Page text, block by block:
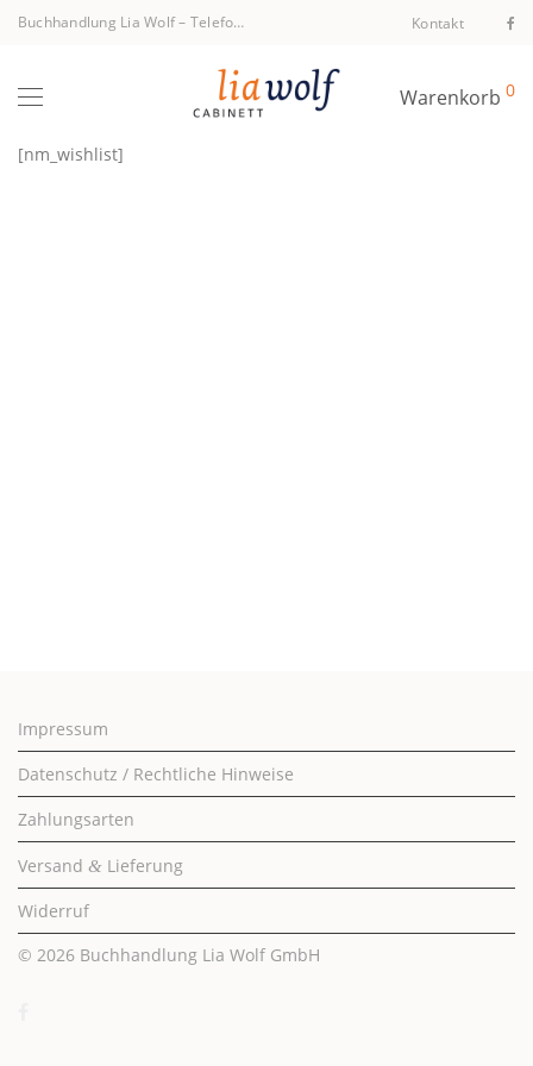
Buchhandlung Lia Wolf– Telefon +43 1 512 40 94 Kontakt
Warenkorb 0
[nm_wishlist]
Impressum
Datenschutz / Rechtliche Hinweise
Zahlungsarten
Versand & Lieferung
Widerruf
© 2026 Buchhandlung Lia Wolf GmbH